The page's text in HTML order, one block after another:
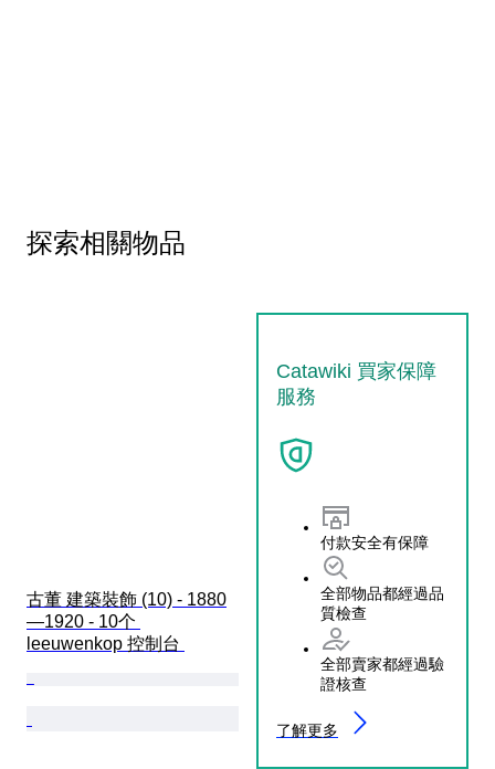
探索相關物品
Catawiki 買家保障
服務
付款安全有保障
全部物品都經過品
質檢查
全部賣家都經過驗
證核查
了解更多
古董 建築裝飾 (10) - 1880
—1920 - 10个
leeuwenkop 控制台